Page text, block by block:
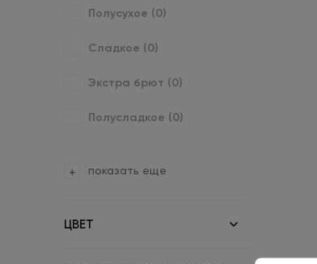
Полусухое (0)
Сладкое (0)
Экстра брют (0)
Полусладкое (0)
показать еще
ЦВЕТ